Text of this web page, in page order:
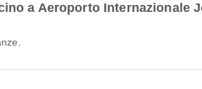
a Aeroporto Internazionale